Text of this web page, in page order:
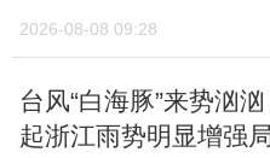
2026-08-08 08:57
中央气象台8月8日06
布台风橙色预警